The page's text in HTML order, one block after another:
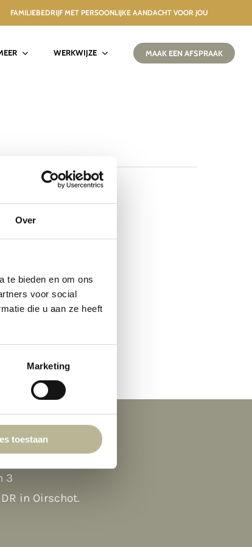
Over
te bieden en om ons
voor social
die u aan ze heeft
Marketing
toestaan
MET PERSOONLIJKE AANDACHT VOOR JOU
WERKWIJZE MAAK EEN AFSPRAAK
3
in Oirschot.
Afspraak maken